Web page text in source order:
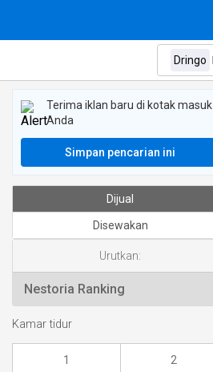
Terima iklan baru di kotak masuk
Anda
Simpan pencarian ini
Dijual
Disewakan
Urutkan:
Kamar tidur
1 2